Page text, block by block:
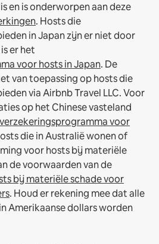
en is onderworpen aan deze
. Hosts die
in Japan zijn er niet door
er het
voor hosts in Japan. De
van toepassing op hosts die
via Airbnb Travel LLC.Voor
op het Chinese vasteland
verzekeringsprogramma voor
die in Australië wonen of
voor hosts bij materiële
de voorwaarden van de
bij materiële schade voor
. Houd er rekening mee dat alle
Amerikaanse dollars worden